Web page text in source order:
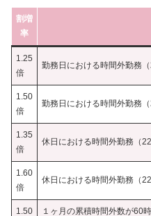
割増
率
1.25
倍
勤務日における時間外勤務
1.50
倍
勤務日における時間外勤務
1.35
倍
休日における時間外勤務（
1.60
倍
休日における時間外勤務（
1.50
１ヶ月の累積時間外数が60